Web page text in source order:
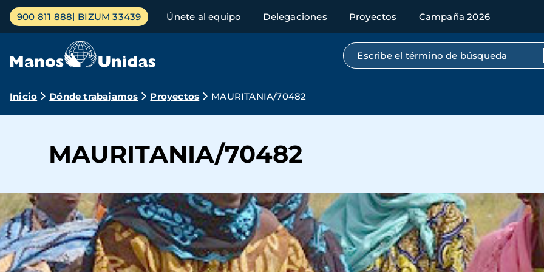
Pasar
contenido
Menú
principal
900 811 888 BIZUM 33439 Únete al equipo Delegaciones Proyectos Campaña 2026
Búsqueda por texto completo
Ruta
navegación
Inicio Dónde trabajamos Proyectos MAURITANIA/70482
MAURITANIA/70482